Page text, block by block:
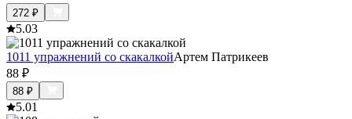
272 ₽
5.03
1011 упражнений со скакалкойАртем Патрикеев
88 ₽
88 ₽
5.01